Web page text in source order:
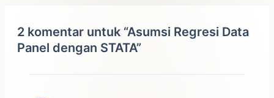
2 komentar untuk “Asumsi Regresi Data
Panel dengan STATA”